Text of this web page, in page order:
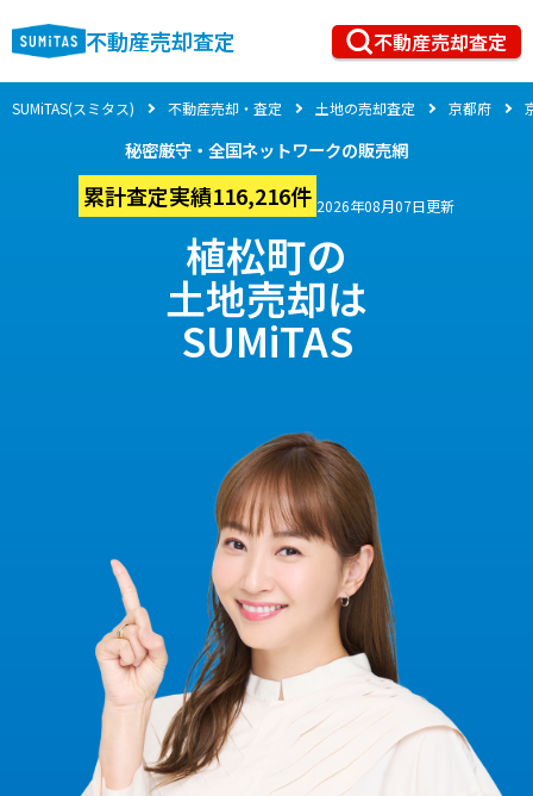
不動産売却査定 不動産売却査定
SUMiTAS(スミタス) 不動産売却・査定 土地の売却査定 京都府
秘密厳守・全国ネットワークの販売網
累計査定実績116,216件 2026年08月07日更新
植松町の
土地売却は
SUMiTAS